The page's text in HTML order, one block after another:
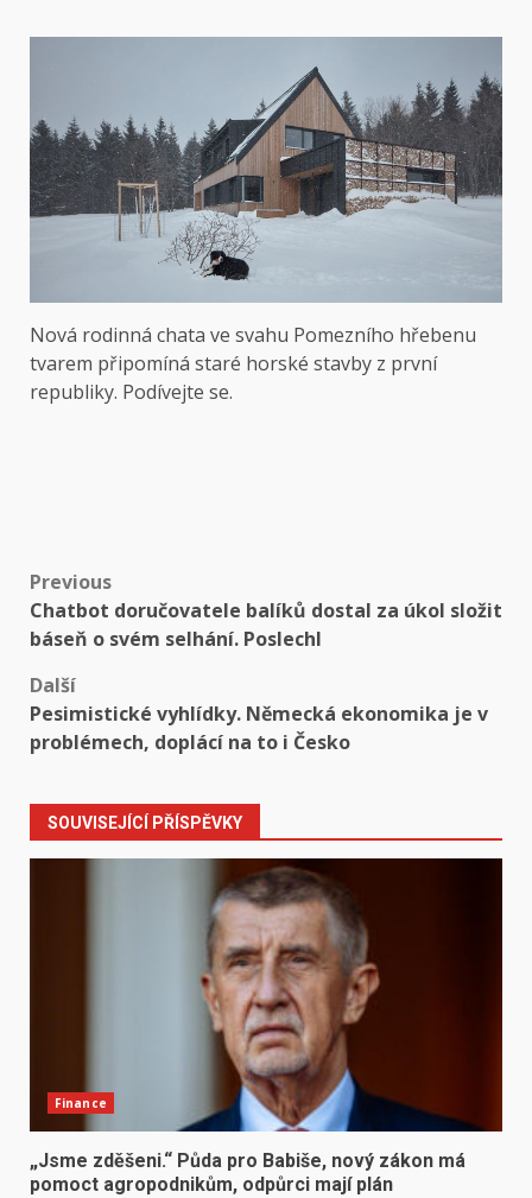
Nová rodinná chata ve svahu Pomezního hřebenu
tvarem připomíná staré horské stavby z první
republiky. Podívejte se.
Post
navigation
Previous
Chatbot doručovatele balíků dostal za úkol složit
báseň o svém selhání. Poslechl
Další
Pesimistické vyhlídky. Německá ekonomika je v
problémech, doplácí na to i Česko
SOUVISEJÍCÍ PŘÍSPĚVKY
Finance
„Jsme zděšeni.“ Půda pro Babiše, nový zákon má
pomoct agropodnikům, odpůrci mají plán